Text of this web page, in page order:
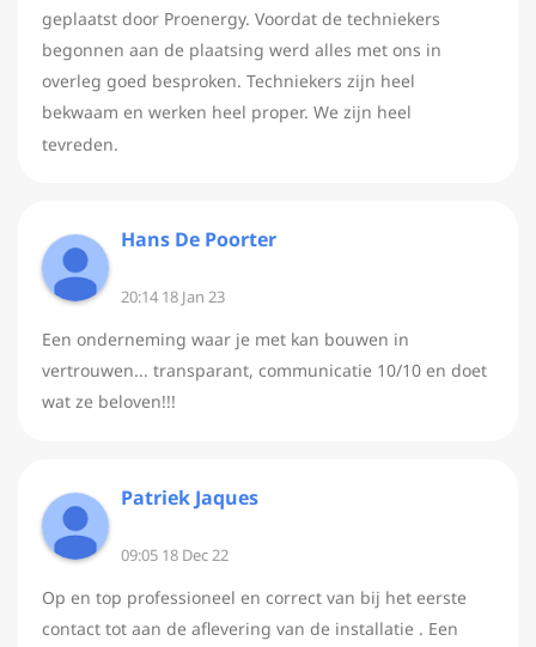
geplaatst door Proenergy. Voordat de techniekers
begonnen aan de plaatsing werd alles met ons in
overleg goed besproken. Techniekers zijn heel
bekwaam en werken heel proper. We zijn heel
tevreden.
Hans De Poorter
20:14 18 Jan 23
Een onderneming waar je met kan bouwen in
vertrouwen... transparant, communicatie 10/10 en doet
wat ze beloven!!!
Patriek Jaques
09:05 18 Dec 22
Op en top professioneel en correct van bij het eerste
contact tot aan de aflevering van de installatie . Een